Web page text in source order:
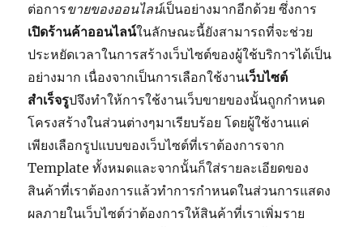
ต่อการขายของออนไลน์เป็นอย่างมากอีกด้วย ซึ่งการ
เปิดร้านค้าออนไลน์ในลักษณะนี้ยังสามารถที่จะช่วย
ประหยัดเวลาในการสร้างเว็บไซต์ของผู้ใช้บริการได้เป็น
อย่างมาก เนื่องจากเป็นการเลือกใช้งานเว็บไซต์
สำเร็จรูปจึงทำให้การใช้งานเว็บขายของนั้นถูกกำหนด
โครงสร้างในส่วนต่างๆมาเรียบร้อย โดยผู้ใช้งานแค่
เพียงเลือกรูปแบบของเว็บไซต์ที่เราต้องการจาก
Template ทั้งหมดและจากนั้นก็ใส่รายละเอียดของ
สินค้าที่เราต้องการแล้วทำการกำหนดในส่วนการแสดง
ผลภายในเว็บไซต์ว่าต้องการให้สินค้าที่เราเพิ่มราย